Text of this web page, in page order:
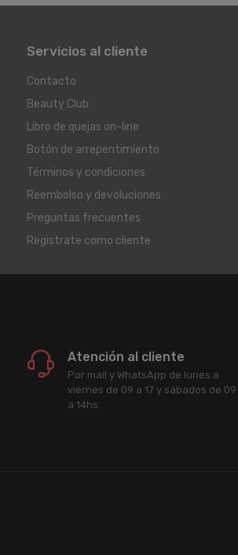
Servicios al cliente
Contacto
Beauty Club
Libro de quejas on-line
Botón de arrepentimiento
Términos y condiciones
Reembolso y devoluciones
Preguntas frecuentes
Registrate como cliente
Atención al cliente
Por mail y WhatsApp de lunes a
viernes de 09 a 17 y sábados de 09
a 14hs.